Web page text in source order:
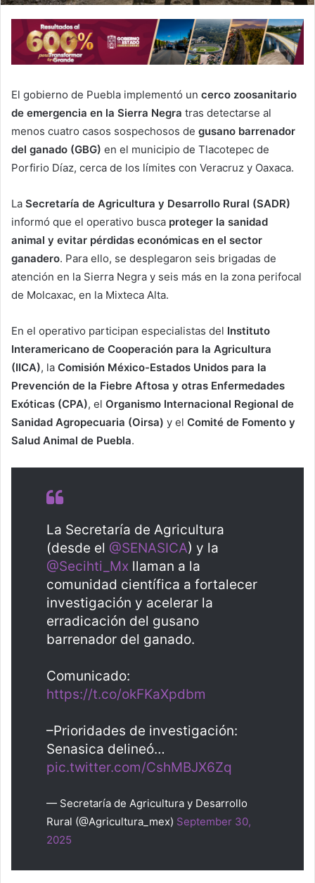
El gobierno de Puebla implementó un cerco zoosanitario
de emergencia en la Sierra Negra tras detectarse al
menos cuatro casos sospechosos de gusano barrenador
del ganado (GBG) en el municipio de Tlacotepec de
Porfirio Díaz, cerca de los límites con Veracruz y Oaxaca.
La Secretaría de Agricultura y Desarrollo Rural (SADR)
informó que el operativo busca proteger la sanidad
animal y evitar pérdidas económicas en el sector
ganadero. Para ello, se desplegaron seis brigadas de
atención en la Sierra Negra y seis más en la zona perifocal
de Molcaxac, en la Mixteca Alta.
En el operativo participan especialistas del Instituto
Interamericano de Cooperación para la Agricultura
(IICA), la Comisión México-Estados Unidos para la
Prevención de la Fiebre Aftosa y otras Enfermedades
Exóticas (CPA), el Organismo Internacional Regional de
Sanidad Agropecuaria (Oirsa) y el Comité de Fomento y
Salud Animal de Puebla.
La Secretaría de Agricultura
(desde el @SENASICA) y la
@Secihti_Mx llaman a la
comunidad científica a fortalecer
investigación y acelerar la
erradicación del gusano
barrenador del ganado.
Comunicado:
https://t.co/okFKaXpdbm
–Prioridades de investigación:
Senasica delineó…
pic.twitter.com/CshMBJX6Zq
— Secretaría de Agricultura y Desarrollo
Rural (@Agricultura_mex) September 30,
2025